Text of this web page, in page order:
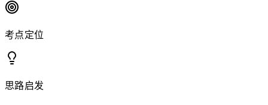
考点定位
思路启发